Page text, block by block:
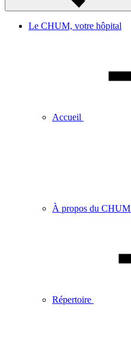
Le CHUM, votre hôpital
Accueil
À propos du CHUM
Répertoire